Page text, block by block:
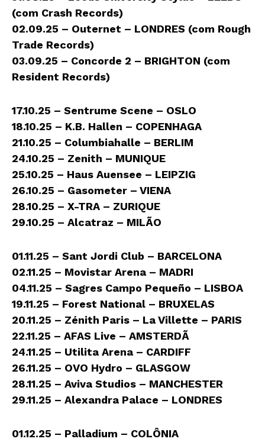
(com Crash Records)
02.09.25 – Outernet – LONDRES (com Rough
Trade Records)
03.09.25 – Concorde 2 – BRIGHTON (com
Resident Records)
17.10.25 – Sentrume Scene – OSLO
18.10.25 – K.B. Hallen – COPENHAGA
21.10.25 – Columbiahalle – BERLIM
24.10.25 – Zenith – MUNIQUE
25.10.25 – Haus Auensee – LEIPZIG
26.10.25 – Gasometer – VIENA
28.10.25 – X-TRA – ZURIQUE
29.10.25 – Alcatraz – MILÃO
01.11.25 – Sant Jordi Club – BARCELONA
02.11.25 – Movistar Arena – MADRI
04.11.25 – Sagres Campo Pequeño – LISBOA
19.11.25 – Forest National – BRUXELAS
20.11.25 – Zénith Paris – La Villette – PARIS
22.11.25 – AFAS Live – AMSTERDÃ
24.11.25 – Utilita Arena – CARDIFF
26.11.25 – OVO Hydro – GLASGOW
28.11.25 – Aviva Studios – MANCHESTER
29.11.25 – Alexandra Palace – LONDRES
01.12.25 – Palladium – COLÔNIA